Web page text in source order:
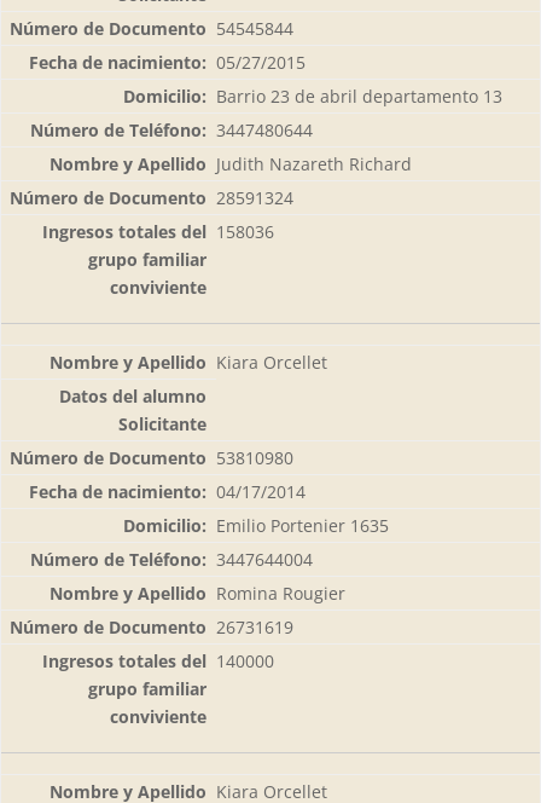
54545844
05/27/2015
Barrio 23 de abril departamento 13
3447480644
Judith Nazareth Richard
28591324
158036
Kiara Orcellet
53810980
04/17/2014
Emilio Portenier 1635
3447644004
Romina Rougier
26731619
140000
Kiara Orcellet